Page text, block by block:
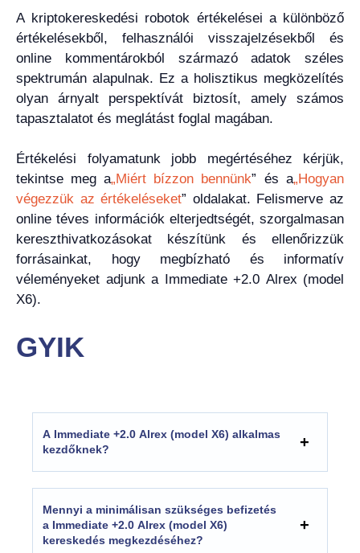
A kriptokereskedési robotok értékelései a különböző
értékelésekből, felhasználói visszajelzésekből és
online kommentárokból származó adatok széles
spektrumán alapulnak. Ez a holisztikus megközelítés
olyan árnyalt perspektívát biztosít, amely számos
tapasztalatot és meglátást foglal magában.
Értékelési folyamatunk jobb megértéséhez kérjük,
tekintse meg a„Miért bízzon bennünk” és a„Hogyan
végezzük az értékeléseket” oldalakat. Felismerve az
online téves információk elterjedtségét, szorgalmasan
kereszthivatkozásokat készítünk és ellenőrizzük
forrásainkat, hogy megbízható és informatív
véleményeket adjunk a Immediate +2.0 Alrex (model
X6).
GYIK
A Immediate +2.0 Alrex (model X6) alkalmas
kezdőknek?
Mennyi a minimálisan szükséges befizetés
a Immediate +2.0 Alrex (model X6)
kereskedés megkezdéséhez?